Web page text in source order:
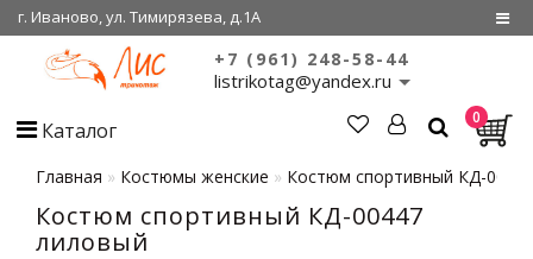
г. Иваново, ул. Тимирязева, д.1А
Регистрация
Войти
Сертификаты
+7 (961) 248-58-44
listrikotag@yandex.ru
Каталог 0
Главная Костюмы женские Костюм спортивный КД-
Костюм спортивный КД-00447
лиловый